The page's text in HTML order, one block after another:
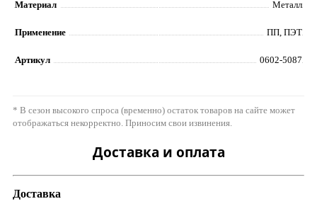
Материал Металл
Применение ПП, ПЭТ
Артикул 0602-5087
* В сезон высокого спроса (временно) остаток товаров на сайте может
отображаться некорректно. Приносим свои извинения.
Доставка и оплата
Доставка